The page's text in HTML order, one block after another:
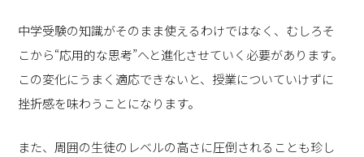
中学受験の知識がそのまま使えるわけではなく、むしろそ
こから“応用的な思考”へと進化させていく必要があります。
この変化にうまく適応できないと、授業についていけずに
挫折感を味わうことになります。
また、周囲の生徒のレベルの高さに圧倒されることも珍し